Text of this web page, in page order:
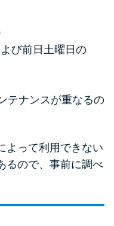
び前日土曜日の
テナンスが重なるの
よって利用できない
るので、事前に調べ